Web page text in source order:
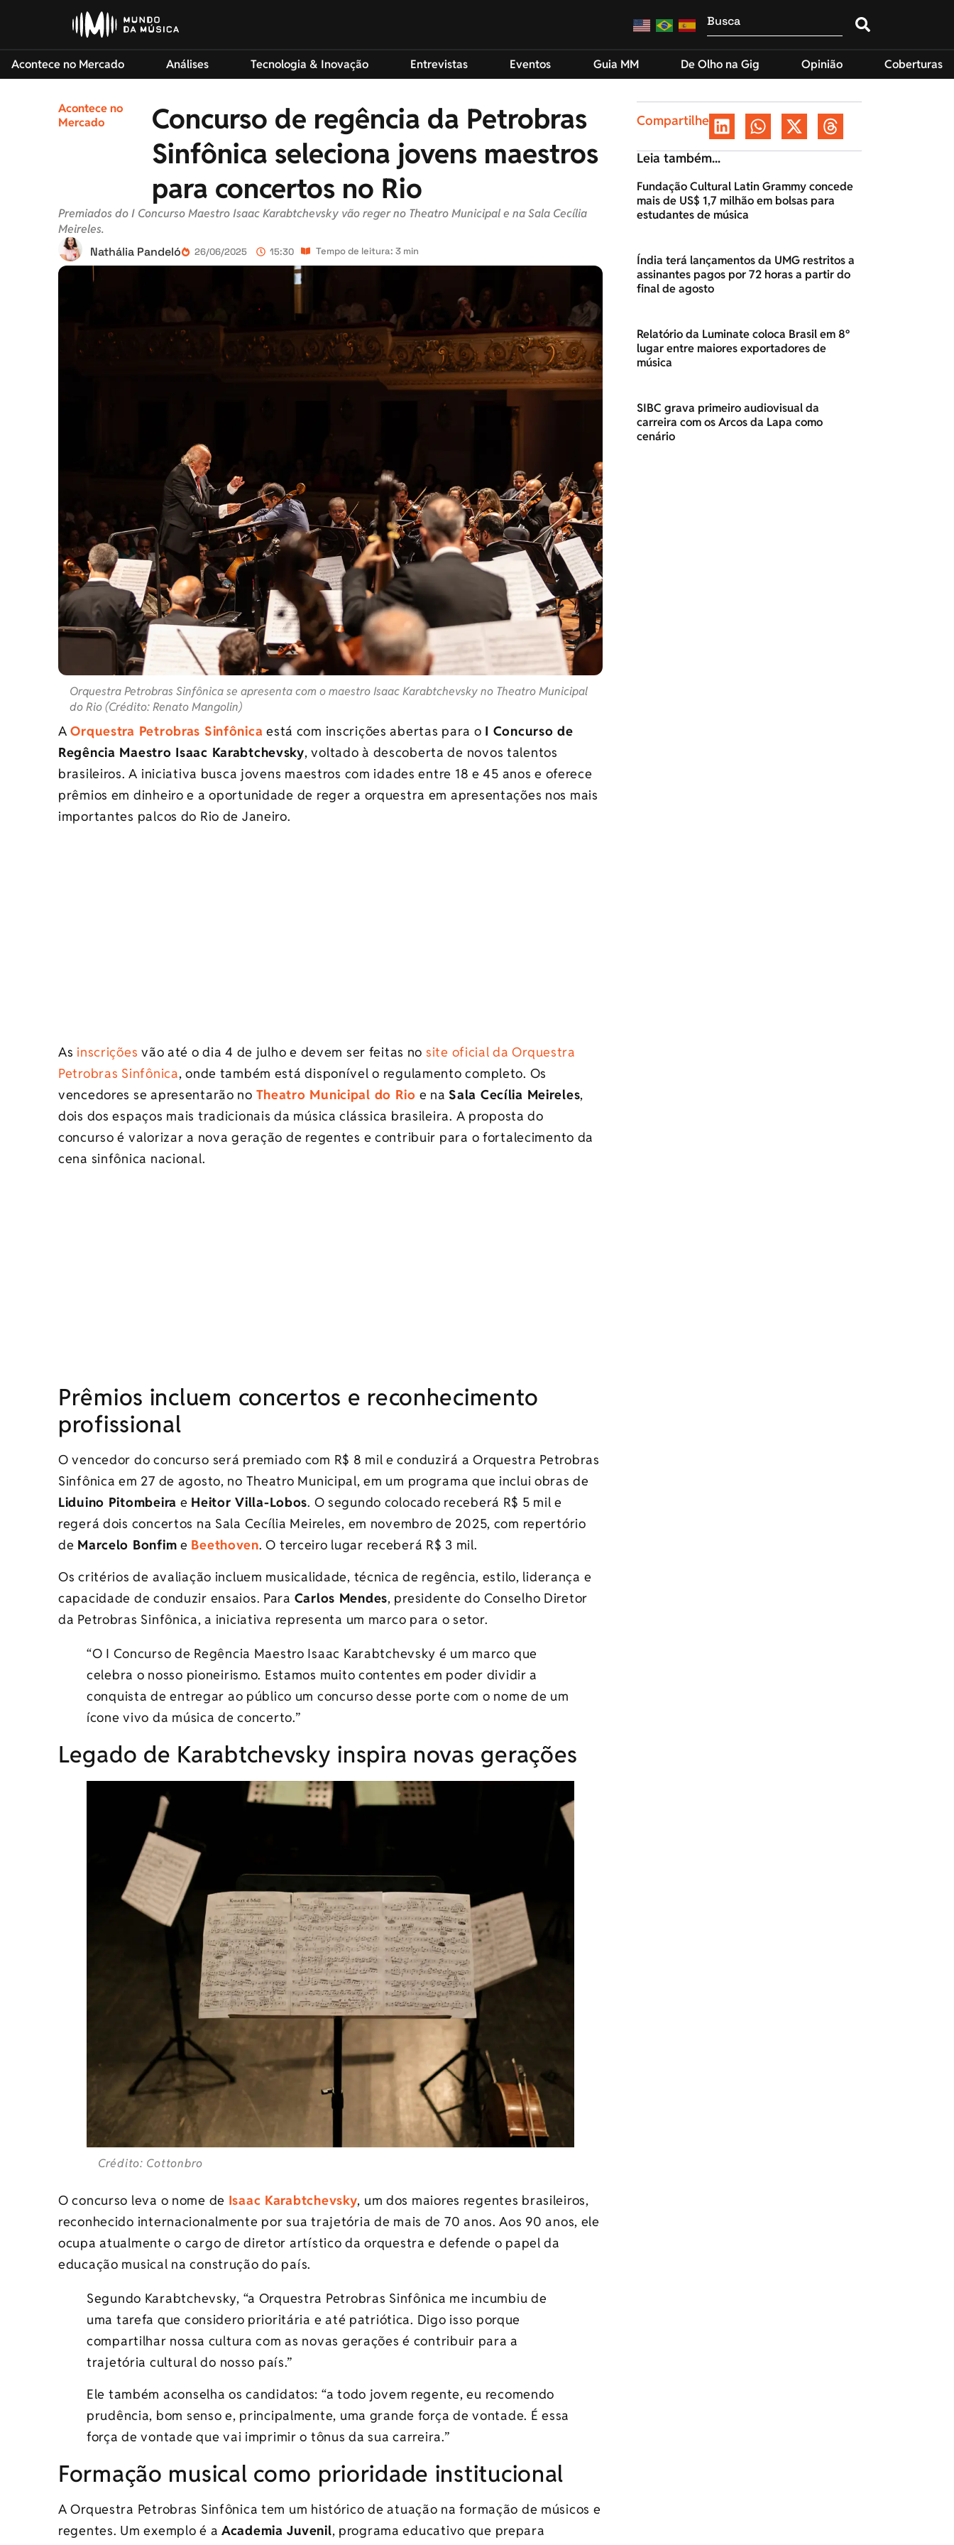
Acontece no Mercado Análises Tecnologia & Inovação Entrevistas Eventos Guia MM De Olho na Gig Opinião Coberturas
Acontece no
Mercado
Concurso de regência da Petrobras
Sinfônica seleciona jovens maestros
para concertos no Rio
Premiados do I Concurso Maestro Isaac Karabtchevsky vão reger no Theatro Municipal e na Sala Cecília
Meireles.
Nathália Pandeló
26/06/2025 15:30 Tempo de leitura: 3 min
Orquestra Petrobras Sinfônica se apresenta com o maestro Isaac Karabtchevsky no Theatro Municipal
do Rio (Crédito: Renato Mangolin)
AOrquestra Petrobras Sinfônica está com inscrições abertas para o I Concurso de
Regência Maestro Isaac Karabtchevsky, voltado à descoberta de novos talentos
brasileiros. A iniciativa busca jovens maestros com idades entre 18 e 45 anos e oferece
prêmios em dinheiro e a oportunidade de reger a orquestra em apresentações nos mais
importantes palcos do Rio de Janeiro.
As inscrições vão até o dia 4 de julho e devem ser feitas no site oficial da Orquestra
Petrobras Sinfônica, onde também está disponível o regulamento completo. Os
vencedores se apresentarão no Theatro Municipal do Rio e na Sala Cecília Meireles,
dois dos espaços mais tradicionais da música clássica brasileira. A proposta do
concurso é valorizar a nova geração de regentes e contribuir para o fortalecimento da
cena sinfônica nacional.
Prêmios incluem concertos e reconhecimento
profissional
O vencedor do concurso será premiado com R$ 8 mil e conduzirá a Orquestra Petrobras
Sinfônica em 27 de agosto, no Theatro Municipal, em um programa que inclui obras de
Liduino Pitombeira e Heitor Villa-Lobos. O segundo colocado receberá R$ 5 mil e
regerá dois concertos na Sala Cecília Meireles, em novembro de 2025, com repertório
de Marcelo Bonfim e Beethoven. O terceiro lugar receberá R$ 3 mil.
Os critérios de avaliação incluem musicalidade, técnica de regência, estilo, liderança e
capacidade de conduzir ensaios. Para Carlos Mendes, presidente do Conselho Diretor
da Petrobras Sinfônica, a iniciativa representa um marco para o setor.
“O I Concurso de Regência Maestro Isaac Karabtchevsky é um marco que
celebra o nosso pioneirismo. Estamos muito contentes em poder dividir a
conquista de entregar ao público um concurso desse porte com o nome de um
ícone vivo da música de concerto.”
Legado de Karabtchevsky inspira novas gerações
Crédito: Cottonbro
O concurso leva o nome de Isaac Karabtchevsky, um dos maiores regentes brasileiros,
reconhecido internacionalmente por sua trajetória de mais de 70 anos. Aos 90 anos, ele
ocupa atualmente o cargo de diretor artístico da orquestra e defende o papel da
educação musical na construção do país.
Segundo Karabtchevsky, “a Orquestra Petrobras Sinfônica me incumbiu de
uma tarefa que considero prioritária e até patriótica. Digo isso porque
compartilhar nossa cultura com as novas gerações é contribuir para a
trajetória cultural do nosso país.”
Ele também aconselha os candidatos: “a todo jovem regente, eu recomendo
prudência, bom senso e, principalmente, uma grande força de vontade. É essa
força de vontade que vai imprimir o tônus da sua carreira.”
Formação musical como prioridade institucional
A Orquestra Petrobras Sinfônica tem um histórico de atuação na formação de músicos e
regentes. Um exemplo é aAcademia Juvenil, programa educativo que prepara
Compartilhe
Leia também...
Fundação Cultural Latin Grammy concede
mais de US$ 1,7 milhão em bolsas para
estudantes de música
Índia terá lançamentos da UMG restritos a
assinantes pagos por 72 horas a partir do
final de agosto
Relatório da Luminate coloca Brasil em 8º
lugar entre maiores exportadores de
música
SIBC grava primeiro audiovisual da
carreira com os Arcos da Lapa como
cenário